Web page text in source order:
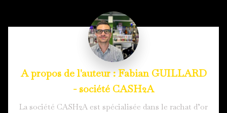
Fabian GUILLARD
- société CASH2A
La société CASH2A est spécialisée dans le rachat d’or